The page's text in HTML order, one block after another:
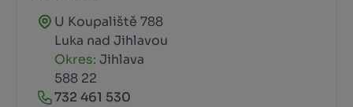
U Koupaliště 788
Luka nad Jihlavou
Okres: Jihlava
588 22
732 461 530